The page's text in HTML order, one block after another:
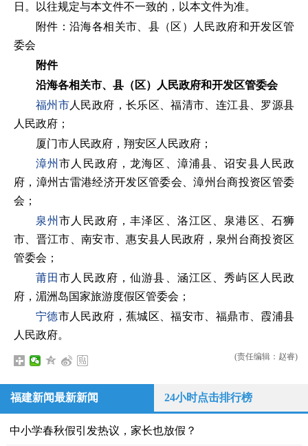
日。以往规定与本文件不一致的，以本文件为准。
附件：沿海各相关市、县（区）人民政府和开发区管
委会
附件
沿海各相关市、县（区）人民政府和开发区管委会
福州市人民政府，长乐区、福清市、连江县、罗源县
人民政府；
厦门市人民政府，翔安区人民政府；
漳州市人民政府，龙海区、漳浦县、诏安县人民政
府，漳州古雷港经济开发区管委会、漳州台商投资区管委
会；
泉州市人民政府，丰泽区、洛江区、泉港区、石狮
市、晋江市、南安市、惠安县人民政府，泉州台商投资区
管委会；
莆田市人民政府，仙游县、涵江区、秀屿区人民政
府，湄洲岛国家旅游度假区管委会；
宁德市人民政府，蕉城区、福安市、福鼎市、霞浦县
人民政府。
(责任编辑：赵睿)
福建新闻最新新闻 24小时点击排行榜
中小学春秋假引发热议，家长也放假？